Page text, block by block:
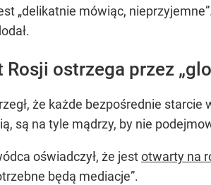
„delikatnie mówiąc,
Rosji ostrzega przez
że każde bezpośrednie starcie
są na tyle mądrzy, by nie
oświadczył, że jestotwarty na
będą mediacje”.